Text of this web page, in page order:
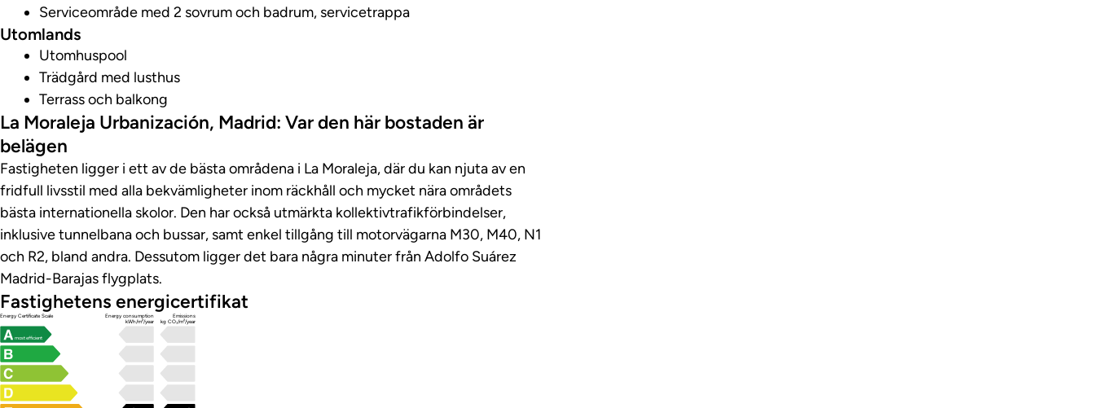
Serviceområde med 2 sovrum och badrum, servicetrappa
Utomlands
Utomhuspool
Trädgård med lusthus
Terrass och balkong
La Moraleja Urbanización, Madrid: Var den här bostaden är
belägen
Fastigheten ligger i ett av de bästa områdena i La Moraleja, där du kan njuta av en
fridfull livsstil med alla bekvämligheter inom räckhåll och mycket nära områdets
bästa internationella skolor. Den har också utmärkta kollektivtrafikförbindelser,
inklusive tunnelbana och bussar, samt enkel tillgång till motorvägarna M30, M40, N1
och R2, bland andra. Dessutom ligger det bara några minuter från Adolfo Suárez
Madrid-Barajas flygplats.
Fastighetens energicertifikat
Energy Certificate Scale
Energy consumption
kWh/m²/year
Emissions
kg CO₂/m²/year
most efficient